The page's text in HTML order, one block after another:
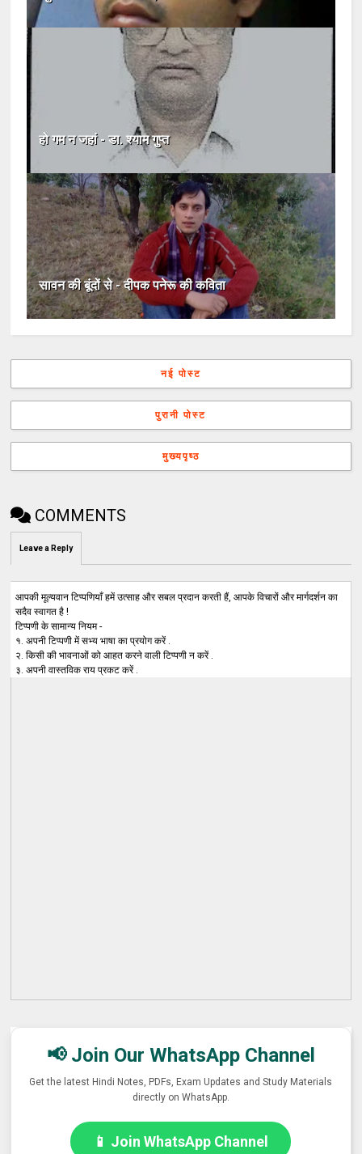
हो गम न जहां - डा. श्याम गुप्त
सावन की बूंदों से - दीपक पनेरू की कविता
नई पोस्ट
पुरानी पोस्ट
मुख्यपृष्ठ
COMMENTS
Leave a Reply
आपकी मूल्यवान टिप्पणियाँ हमें उत्साह और सबल प्रदान करती हैं, आपके विचारों और मार्गदर्शन का
सदैव स्वागत है !
टिप्पणी के सामान्य नियम -
१. अपनी टिप्पणी में सभ्य भाषा का प्रयोग करें .
२. किसी की भावनाओं को आहत करने वाली टिप्पणी न करें .
३. अपनी वास्तविक राय प्रकट करें .
📢 Join Our WhatsApp Channel
Get the latest Hindi Notes, PDFs, Exam Updates and Study Materials
directly on WhatsApp.
📱 Join WhatsApp Channel